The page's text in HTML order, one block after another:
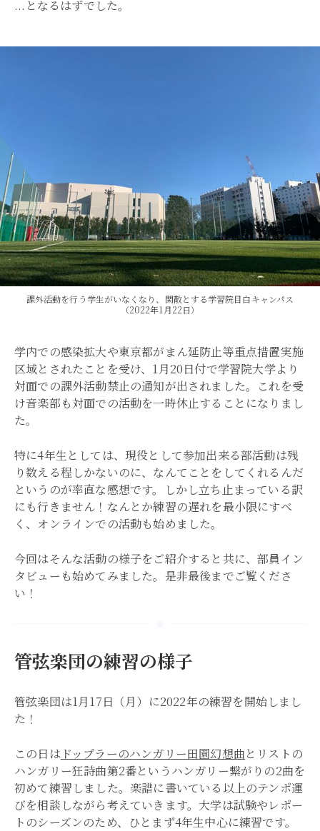
...となるはずでした。
課外活動を行う学生がいなくなり、閑散とする学習院目白キャンパス
（2022年1月22日）
学内での感染拡大や東京都がまん延防止等重点措置実施
区域とされたことを受け、1月20日付で学習院大学より
対面での課外活動禁止の通知が出されました。これを受
け音楽部も対面での活動を一時休止することになりまし
た。
特に4年生としては、現役として参加出来る部活動は残
り数える程しかないのに、なんてことをしてくれるんだ
というのが率直な感想です。しかし立ち止まっている訳
にも行きません！なんとか練習の遅れを最小限にすべ
く、オンラインでの活動も始めました。
今回はそんな活動の様子をご紹介すると共に、部員イン
タビューも始めてみました。是非最後までご覧くださ
い！
管弦楽団の練習の様子
管弦楽団は1月17日（月）に2022年の練習を開始しまし
た！
この日はドップラーのハンガリー田園幻想曲とリストの
ハンガリー狂詩曲第2番というハンガリー繋がりの2曲を
初めて練習しました。楽譜に書いている以上のテンポ運
びを相談しながら考えていきます。大学は試験やレポー
トのシーズンのため、ひとまず4年生中心に練習です。